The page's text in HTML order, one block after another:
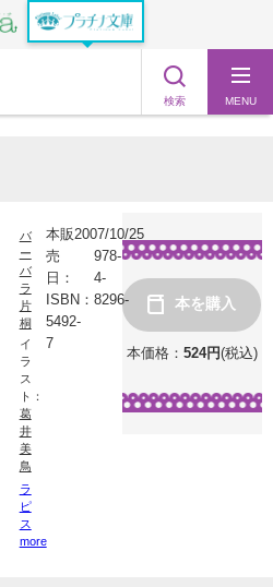
検索 MENU
バ
ー
バ
ラ
片
桐
イ
ラ
ス
ト：
葛
井
美
鳥
ラ
ピ
ス
more
本を購入
本価格： 524円(税込)
本販
売
日：
2007/10/25
ISBN：
978-
4-
8296-
5492-
7